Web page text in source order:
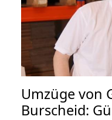
Umzüge von
Burscheid: